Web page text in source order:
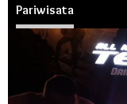
Pariwisata